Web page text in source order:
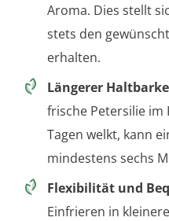
Aroma. Dies stellt
stets den
erhalten.
Längerer
frische Petersilie im
Tagen welkt, kann
mindestens sechs
Flexibilität und
Einfrieren in